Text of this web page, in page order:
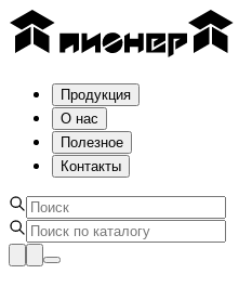
Продукция
О нас
Полезное
Контакты